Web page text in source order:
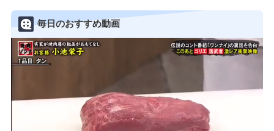
毎日のおすすめ動画